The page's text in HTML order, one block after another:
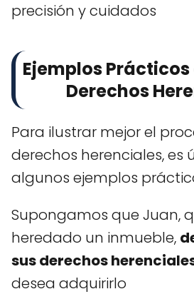
precisión y cuidados
Ejemplos
Derechos
Para ilustrar mejor el
derechos herenciales, es
algunos ejemplos
Supongamos que Juan,
heredado un inmueble,
sus derechos
desea adquirirlo